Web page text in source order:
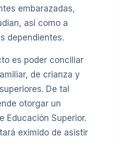
embarazadas,
así como a
dependientes.
es poder conciliar
de crianza y
De tal
otorgar un
Educación Superior.
eximido de asistir